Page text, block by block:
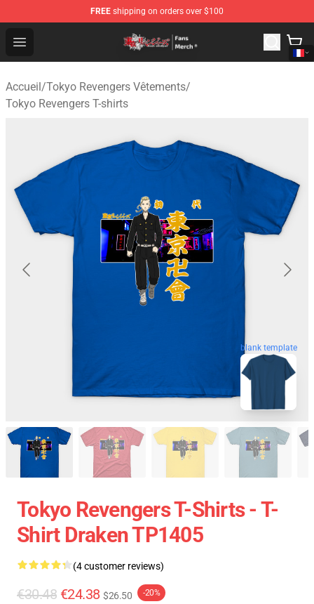
FREE shipping on orders over $100
Open menu
Tokyo Revengers Store - Official Tokyo Revengers
Accueil/Tokyo Revengers Vêtements/
Tokyo Revengers T-shirts
blank template
Tokyo Revengers T-Shirts - T-
Shirt Draken TP1405
(4 customer reviews)
€30.48 €24.38 $26.50 -20%